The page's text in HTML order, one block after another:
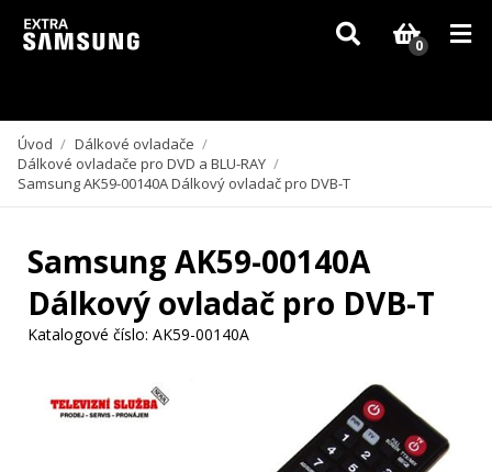
Vzhledem k aktuální situaci se může dodání dílů, které nejsou skladem,
zpozdit. Děkujeme za pochopení.
0
Úvod / Dálkové ovladače /
Dálkové ovladače pro DVD a BLU-RAY /
Samsung AK59-00140A Dálkový ovladač pro DVB-T
Samsung AK59-00140A
Dálkový ovladač pro DVB-T
Katalogové číslo: AK59-00140A